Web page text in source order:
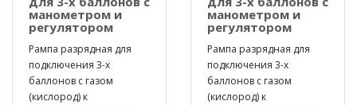
манометром и
регулятором
Рампа разрядная для
подключения 3-х
баллонов с газом
(кислород) к
манометром и
регулятором
Рампа разрядная для
подключения 3-х
баллонов с газом
(кислород) к